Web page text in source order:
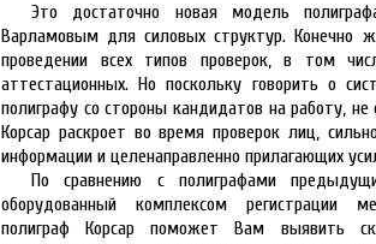
Это достаточно новая модель
Варламовым для силовых структур. Конечно
проведении всех типов проверок, в том
аттестационных. Но поскольку говорить о
полиграфу со стороны кандидатов на работу,
Корсар раскроет во время проверок лиц,
информации и целенаправленно прилагающих
По сравнению с полиграфами
оборудованный комплексом регистрации
полиграф Корсар поможет Вам выявить